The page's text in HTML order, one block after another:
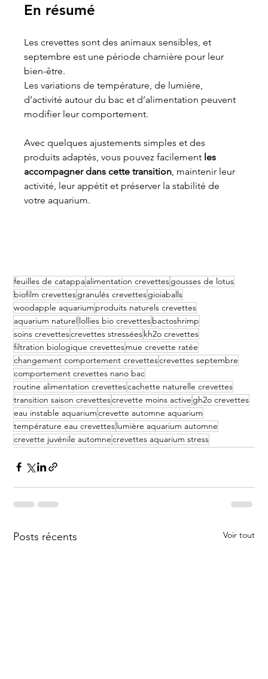
En résumé
Les crevettes sont des animaux sensibles, et
septembre est une période charnière pour leur
bien-être.
Les variations de température, de lumière,
d’activité autour du bac et d’alimentation peuvent
modifier leur comportement.
Avec quelques ajustements simples et des
produits adaptés, vous pouvez facilement les
accompagner dans cette transition , maintenir leur
activité, leur appétit et préserver la stabilité de
votre aquarium.
feuilles de catappaalimentation crevettesgousses de lotus
biofilm crevettesgranulés crevettesgioiaballs
woodapple aquarium produits naturels crevettes
aquarium naturellollies bio crevettesbactoshrimp
soins crevettescrevettes stresséeskh2o crevettes
filtration biologique crevettesmue crevette ratée
changement comportement crevettescrevettes septembre
comportement crevettes nano bac
routine alimentation crevettescachette naturelle crevettes
transition saison crevettescrevette moins active gh2o crevettes
eau instable aquariumcrevette automne aquarium
température eau crevetteslumière aquarium automne
crevette juvénile automnecrevettes aquarium stress
Posts récents Voir tout